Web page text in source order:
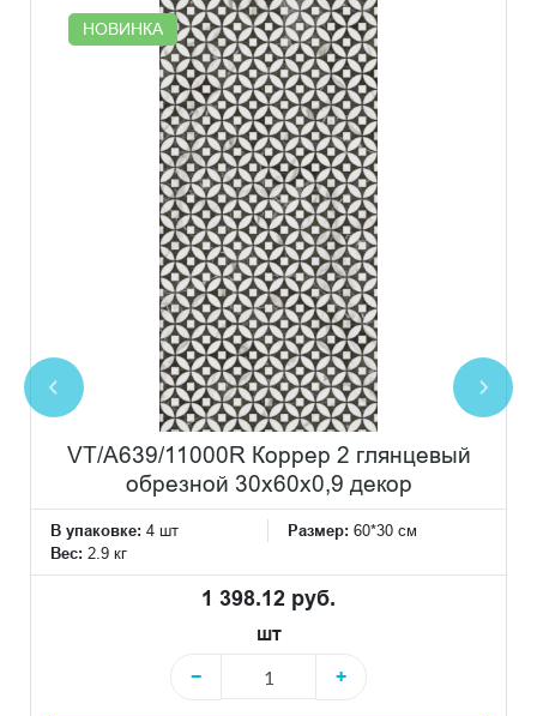
НОВИНКА
VT/A639/11000R Коррер 2 глянцевый
обрезной 30x60x0,9 декор
В упаковке: 4 шт Размер: 60*30 см
Вес: 2.9 кг
1 398.12 руб.
шт
−
+